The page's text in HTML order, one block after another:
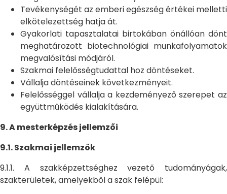
Tevékenységét az emberi egészség értékei melletti
elkötelezettség hatja át.
Gyakorlati tapasztalatai birtokában önállóan dönt
meghatározott biotechnológiai munkafolyamatok
megvalósítási módjáról.
Szakmai felelősségtudattal hoz döntéseket.
Vállalja döntéseinek következményeit.
Felelősséggel vállalja a kezdeményező szerepet az
együttműködés kialakítására.
9. A mesterképzés jellemzői
9.1. Szakmai jellemzők
9.1.1. A szakképzettséghez vezető tudományágak,
szakterületek, amelyekből a szak felépül: